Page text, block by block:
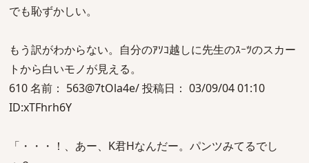
でも恥ずかしい。
もう訳がわからない。自分のｱｿｺ越しに先生のｽｰﾂのスカー
トから白いモノが見える。
610 名前： 563@7tOla4e/ 投稿日： 03/09/04 01:10
ID:xTFhrh6Y
「・・・！、あー、K君Hなんだー。パンツみてるでし